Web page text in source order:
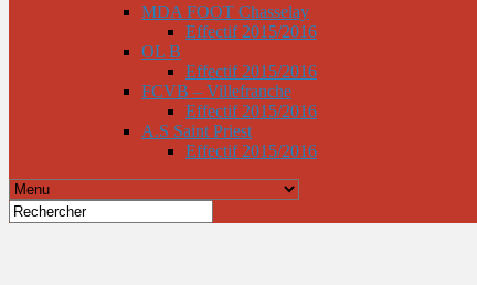
MDA FOOT Chasselay
Effectif 2015/2016
OL B
Effectif 2015/2016
FCVB – Villefranche
Effectif 2015/2016
A.S Saint Priest
Effectif 2015/2016